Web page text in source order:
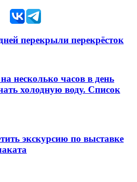
перекрыли перекрёсток
несколько часов в день
холодную воду. Список
экскурсию по выставке